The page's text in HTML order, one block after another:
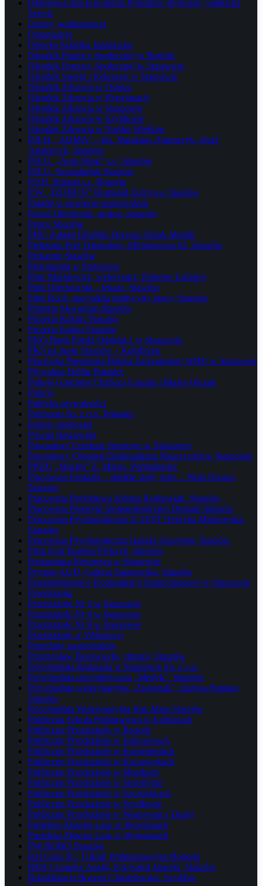
Okręgowa Stacja Kontroli Pojazdów Rytwiany, Sadłocha
Serwis
Opony, wulkanizacja
Organizacje
Osiecka Szkółka Jeździecka
Ośrodek Pomocy Społecznej w Bogorii
Ośrodek Pomocy Społecznej w Staszowie
Ośrodek Sportu i Rekreacji w Staszowie
Ośrodek Zdrowia w Osieku
Ośrodek Zdrowia w Rytwianach
Ośrodek Zdrowia w Staszowie
Ośrodek Zdrowia w Szydłowie
Ośrodek Zdrowia w Tursku Wielkim
P.B.H. „ADMA” – bis, Stanisław Adamczyk, Józef
Adamczyk, Staszów
P.H.U. „Auto-Shop” s.c. Staszów
P.H.U. Szostakdruk Staszów
P.P.H. Haland s.c. Bogoria
P.W. „IZOBUD” Romuald Zgrzywa, Staszów
Parafie w powiecie staszowskim
Paweł Olejniczak, urolog, Staszów
Pepco Staszów
PHU Zakład Obróbki Drewna Tartak Mostki
Piekarnia Pod Telegrafem, Mickiewicza 62, Staszów
Piekarnie Staszów
Pierogarnia w Staszowie
Piotr Markiewicz, weterynarz, Połaniec Łubnice
Piotr Olechowski – lekarz, Staszów
Piotr Roch, specjalista medycyny pracy, Staszów
Pizzeria Akwarium Staszów
Pizzeria Kaktus Staszów
Pizzeria Spoko Staszów
PKO Bank Polski Oddział 1 w Staszowie
PKS na trasie Staszów – Kołobrzeg
Placówka Partnerska Banku Zachodniego WBK w Staszowie
Pływalnia Delfin Połaniec
Pokoje Gościnne Chańcza Urszula i Błażej Olczak
Policja
Polityka prywatności
Polprzem Sp. z o.o. Połaniec
Pomoc społeczna
Powiat staszowski
Powiatowe Centrum Sportowe w Staszowie
Powiatowy Ośrodek Doskonalenia Nauczycieli w Staszowie
PPHU „Maxim” Z. Mikus, Podmaleniec
Pracownia Fantazja – słodkie stoły, torty – Wola Osowa,
Staszów
Pracownia Projektowa Aldona Krakowiak, Staszów
Pracownia Protetyki Stomatologicznej Dentam Staszów
Pracownia Psychologiczna A-TEST Henryka Markowska,
Staszów
Pracownia Psychologiczna Izabela Szczypior, Staszów
Print Graf Bożena Pietrzyk, Staszów
Prokuratura Rejonowa w Staszowie
Prymus-AGD, Galeria Staszowska, Staszów
Przedsiębiorstwo Komunikacji Samochodowej w Staszowie
Przedszkola
Przedszkole Nr 3 w Staszowie
Przedszkole Nr 4 w Staszowie
Przedszkole Nr 8 w Staszowie
Przedszkole w Wiśniowej
Przeglądy samochodów
Przemysław Borowiecki, chirurg, Staszów
Przychodnia Rodzinna w Staszowie Sp. z o.o.
Przychodnia specjalistyczna „Medyk”, Staszów
Przychodnia weterynaryjna „Zwierzak”, Justyna Pomian,
Staszów
Przychodnia Weterynaryjna Hau Miau Staszów
Publiczna Szkoła Podstawowa w Łubnicach
Publiczne Przedszkole w Bogorii
Publiczne Przedszkole w Jurkowicach
Publiczne Przedszkole w Koniemłotach
Publiczne Przedszkole w Kurozwękach
Publiczne Przedszkole w Mostkach
Publiczne Przedszkole w Smerdynie
Publiczne Przedszkole w Szczeglicach
Publiczne Przedszkole w Szydłowie
Publiczne Przedszkole w Wiązownicy Dużej
Pustelnia Złotego Lasu w Rytwianach
Pustelnia Złotego Lasu w Rytwianach
PW ROBO Staszów
Raf-Gum SC. Usługi Wulkanizacyjne Bogoria
REH Complex Analis, Krzysztof Janecki, Staszów
Rehabilitacja Bożena Chmielewska, Szydłów